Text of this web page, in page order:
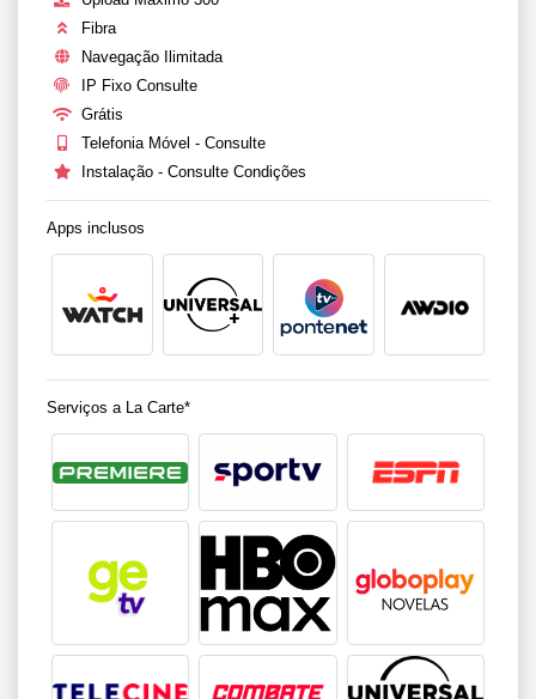
Fibra
Navegação Ilimitada
IP Fixo Consulte
Grátis
Telefonia Móvel - Consulte
Instalação - Consulte Condições
Apps inclusos
Serviços a La Carte*